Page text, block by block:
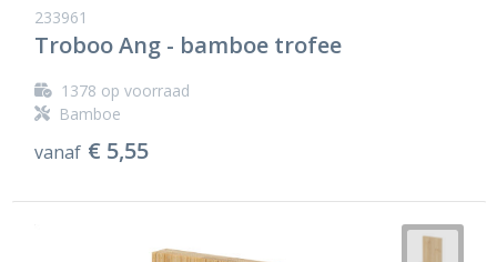
233961
Troboo Ang - bamboe trofee
1378 op voorraad
Bamboe
vanaf € 5,55